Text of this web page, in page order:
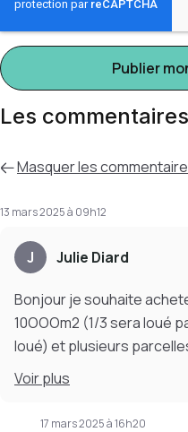
Les
Masquerles
13 mars 2025 à 09h12
J Julie Diard
Bonjour je souhaite
10OOOm2 (1/3 sera loué
loué) et plusieurs
Voirplus
17 mars 2025 à 16h20